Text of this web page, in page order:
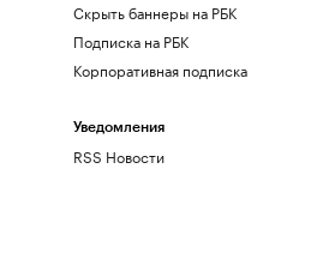
Скрыть баннеры на РБК
Подписка на РБК
Корпоративная подписка
Уведомления
RSS Новости